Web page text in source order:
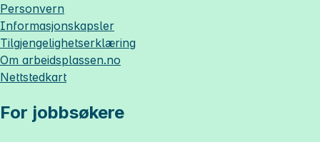
Personvern
Informasjonskapsler
Tilgjengelighetserklæring
Om arbeidsplassen.no
Nettstedkart
For jobbsøkere